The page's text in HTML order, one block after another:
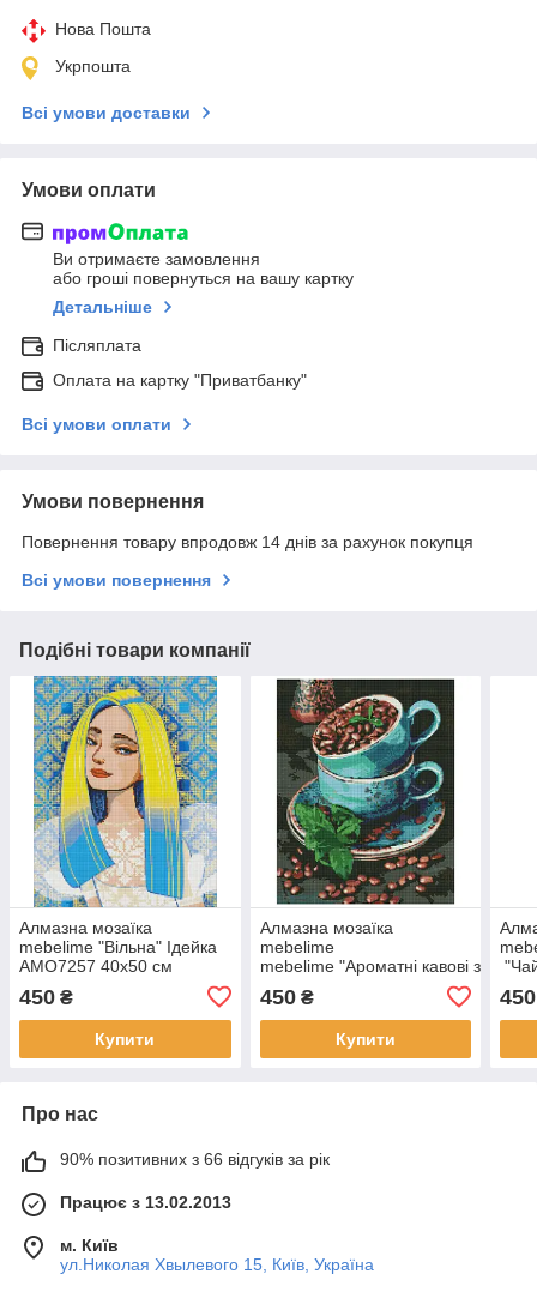
Нова Пошта
Укрпошта
Всі умови доставки
Умови оплати
Ви отримаєте замовлення
або гроші повернуться на вашу картку
Детальніше
Післяплата
Оплата на картку "Приватбанку"
Всі умови оплати
Умови повернення
Повернення товару впродовж 14 днів за рахунок покупця
Всі умови повернення
Подібні товари компанії
Алмазна мозаїка
mebelime "Вільна" Ідейка
AMO7257 40х50 см
450 ₴
Купити
Алмазна мозаїка
mebelime
mebelime "Ароматні кавові зерна"
Ідейка AMO7486 40х50 см
450₴
Купити
450
Про нас
90% позитивних з 66 відгуків за рік
Працює з 13.02.2013
м. Київ
ул.Николая Хвылевого 15, Київ, Україна